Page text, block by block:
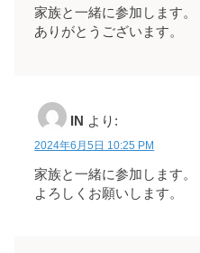
家族と一緒に参加します。
ありがとうございます。
IN より:
2024年6月5日 10:25 PM
家族と一緒に参加します。
よろしくお願いします。